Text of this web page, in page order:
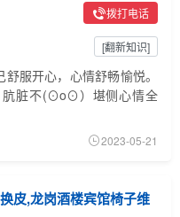
拨打电话
[翻新知识]
服开心，心情舒畅愉悦。
肮脏不(⊙o⊙）堪侧心情全
2023-05-21
皮,龙岗酒楼宾馆椅子维